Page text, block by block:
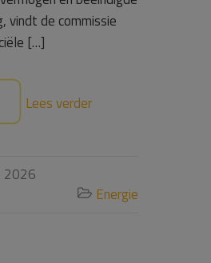
vindt de commissie
[…]
Lees verder
2026
 Energie